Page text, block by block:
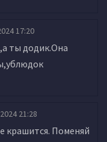
17:20
ты додик.Она
21:28
крашится. Поменяй